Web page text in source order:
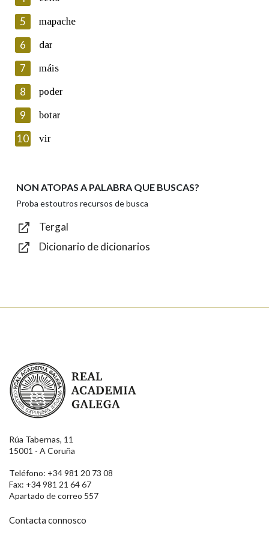
Lin e acepto as condicións da política de
Introduce o código que aparece na imaxe:
Texto de verificación
Enviar
5 mapache
6 dar
7 máis
8 poder
9 botar
10 vir
NON ATOPAS A PALABRA QUE BUSCAS?
Proba estoutros recursos de busca
Tergal
Dicionario de dicionarios
Real Academia Galega
Rúa Tabernas, 11
15001 - A Coruña
Teléfono: +34 981 20 73 08
Fax: +34 981 21 64 67
Apartado de correo 557
Contacta connosco